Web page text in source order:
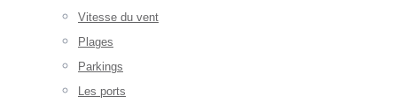
Vitesse du vent
Plages
Parkings
Les ports